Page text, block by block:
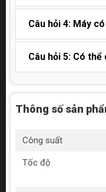
Câu hỏi 4: Máy
Câu hỏi 5: Có
Thông số sản
Công suất
Tốc độ